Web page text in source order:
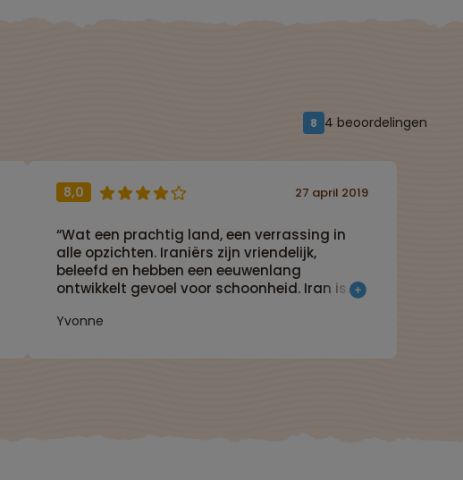
8 4 beoordelingen
8,0
“Wat een prachtig land, een verrassing in
alle opzichten. Iraniërs zijn vriendelijk,
beleefd en hebben een eeuwenlang
ontwikkelt gevoel voor schoonheid. Iran is
en veilig.”
Yvonne
27 april 2019